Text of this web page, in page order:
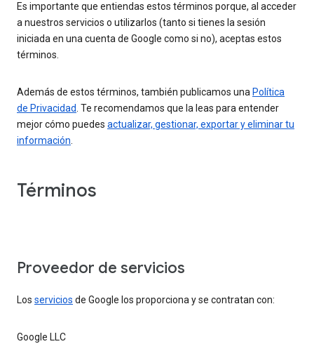
Es importante que entiendas estos términos porque, al acceder
a nuestros servicios o utilizarlos (tanto si tienes la sesión
iniciada en una cuenta de Google como si no), aceptas estos
términos.
Además de estos términos, también publicamos una Política
de Privacidad . Te recomendamos que la leas para entender
mejor cómo puedes actualizar, gestionar, exportar y eliminar tu
información
Términos
Proveedor de servicios
Los servicios de Google los proporciona y se contratan con:
Google LLC